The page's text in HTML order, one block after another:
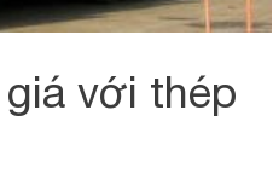
với thép